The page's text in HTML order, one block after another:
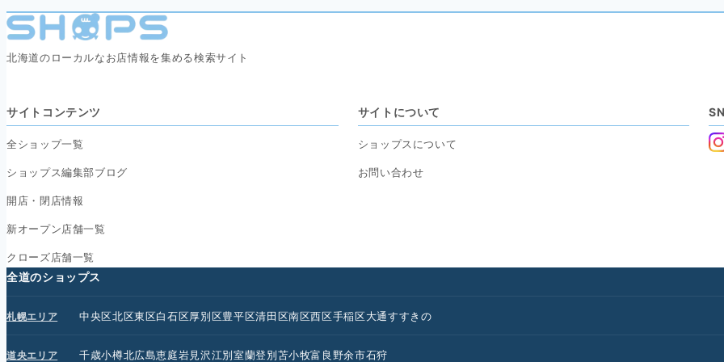
北海道のローカルなお店情報を集める検索サイト
サイトコンテンツ
全ショップ一覧
ショップス編集部ブログ
開店・閉店情報
新オープン店舗一覧
クローズ店舗一覧
サイトについて
ショップスについて
お問い合わせ
全道のショップス
札幌エリア 中央区北区東区白石区厚別区豊平区清田区南区西区手稲区大通すすきの
道央エリア 千歳小樽北広島恵庭岩見沢江別室蘭登別苫小牧富良野余市石狩